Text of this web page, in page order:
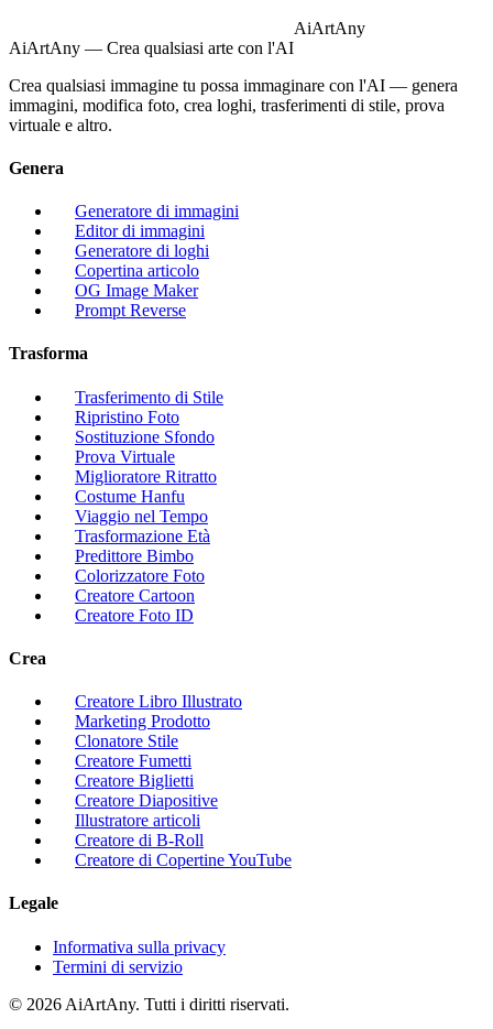
AiArtAny
AiArtAny — Crea qualsiasi arte con l'AI
Crea qualsiasi immagine tu possa immaginare con l'AI — genera
immagini, modifica foto, crea loghi, trasferimenti di stile, prova
virtuale e altro.
Genera
Generatore di immagini
Editor di immagini
Generatore di loghi
Copertina articolo
OG Image Maker
Prompt Reverse
Trasforma
Trasferimento di Stile
Ripristino Foto
Sostituzione Sfondo
Prova Virtuale
Miglioratore Ritratto
Costume Hanfu
Viaggio nel Tempo
Trasformazione Età
Predittore Bimbo
Colorizzatore Foto
Creatore Cartoon
Creatore Foto ID
Crea
Creatore Libro Illustrato
Marketing Prodotto
Clonatore Stile
Creatore Fumetti
Creatore Biglietti
Creatore Diapositive
Illustratore articoli
Creatore di B-Roll
Creatore di Copertine YouTube
Legale
Informativa sulla privacy
Termini di servizio
© 2026 AiArtAny. Tutti i diritti riservati.